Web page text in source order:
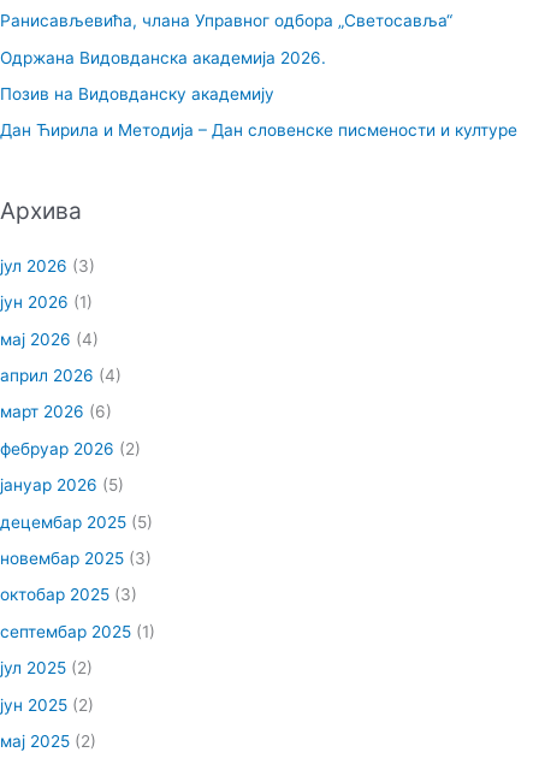
з
а
:
Ранисављевића, члана Управног одбора „Светосавља“
Одржана Видовданска академија 2026.
Позив на Видовданску академију
Дан Ћирила и Методија – Дан словенске писмености и културе
Архива
јул 2026 (3)
јун 2026 (1)
мај 2026 (4)
април 2026 (4)
март 2026 (6)
фебруар 2026 (2)
јануар 2026 (5)
децембар 2025 (5)
новембар 2025 (3)
октобар 2025 (3)
септембар 2025 (1)
јул 2025 (2)
јун 2025 (2)
мај 2025 (2)